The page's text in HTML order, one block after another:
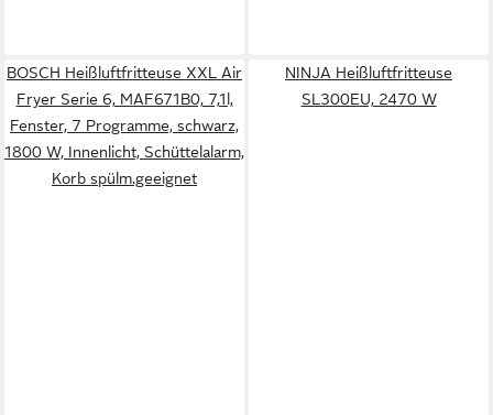
BOSCH Heißluftfritteuse XXL Air
Fryer Serie 6, MAF671B0, 7,1l,
Fenster, 7 Programme, schwarz,
1800 W, Innenlicht, Schüttelalarm,
Korb spülm.geeignet
NINJA Heißluftfritteuse
SL300EU, 2470 W